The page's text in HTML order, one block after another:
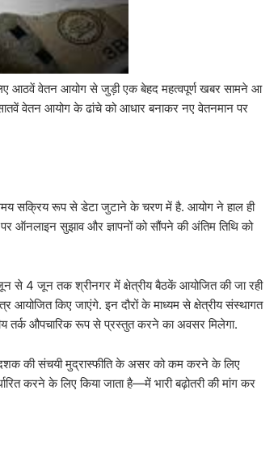
आठवें वेतन आयोग से जुड़ी एक बेहद महत्वपूर्ण खबर सामने आ
वेतन आयोग के ढांचे को आधार बनाकर नए वेतनमान पर
सक्रिय रूप से डेटा जुटाने के चरण में है. आयोग ने हाल ही
ऑनलाइन सुझाव और ज्ञापनों को सौंपने की अंतिम तिथि को
से 4 जून तक श्रीनगर में क्षेत्रीय बैठकें आयोजित की जा रही
किए जाएंगे. इन दौरों के माध्यम से क्षेत्रीय संस्थागत
तर्क औपचारिक रूप से प्रस्तुत करने का अवसर मिलेगा.
दशक की संचयी मुद्रास्फीति के असर को कम करने के लिए
करने के लिए किया जाता है—में भारी बढ़ोतरी की मांग कर